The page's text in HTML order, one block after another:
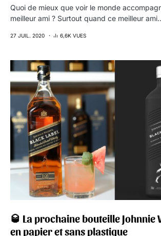
Quoi de mieux que voir le monde
meilleur ami ? Surtout quand ce meilleur
27 JUIL. 2020 6,6K VUES
🥃 La prochaine bouteille Johnnie
en papier et sans plastique